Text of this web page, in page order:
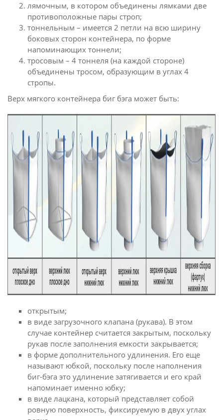
лямочным, в котором объединены лямками две
противоположные пары строп;
тоннельным – имеется 2 петли на всю ширину
боковых сторон контейнера, по форме
напоминающих тоннели;
тросовым – 4 тоннеля (на каждой стороне)
объединены тросом, образующим в углах 4
стропы.
Верх мягкого контейнера биг бэга может быть:
открытым;
в виде загрузочного клапана (рукава). В этом
случае контейнер считается закрытым, поскольку
рукав после заполнения емкости закрывается;
в форме дополнительного удлинения. Его еще
называют юбкой, поскольку после наполнения
биг-бэга это удлинение затягивается и его край
напоминает именно юбку;
в виде лацкана, который представляет собой
ровную поверхность, фиксируемую в двух углах